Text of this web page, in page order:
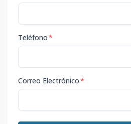
Teléfono*
Correo Electrónico*